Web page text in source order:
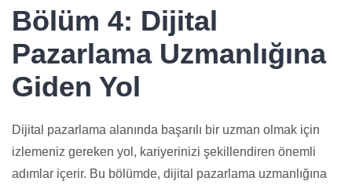
Bölüm 4: Dijital
Pazarlama Uzmanlığına
Giden Yol
Dijital pazarlama alanında başarılı bir uzman olmak için
izlemeniz gereken yol, kariyerinizi şekillendiren önemli
adımlar içerir. Bu bölümde, dijital pazarlama uzmanlığına